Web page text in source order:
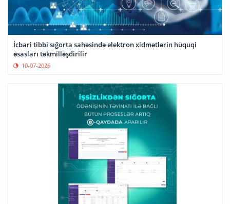
İcbari tibbi sığorta sahəsində elektron xidmətlərin hüquqi
əsasları təkmilləşdirilir
10-07-2026